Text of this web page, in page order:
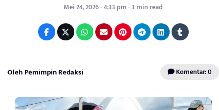
Mei 24, 2026 - 4:33 pm - 3 min read
Oleh Pemimpin Redaksi Komentar: 0